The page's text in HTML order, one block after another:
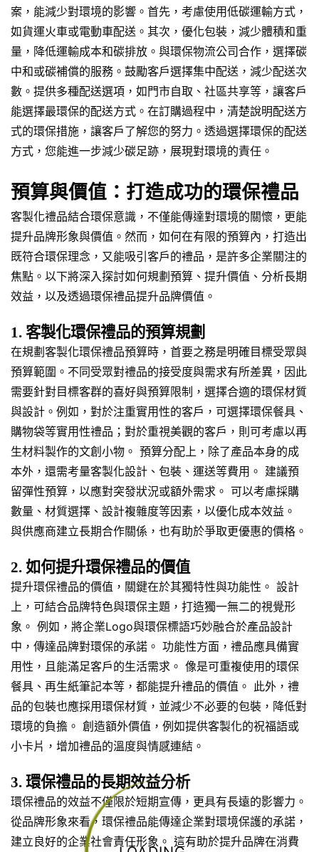
案，能減少對環境的影響。首先，考慮使用低碳運輸方式，
如貨運火車或電動車配送。其次，優化包裝，減少體積和重
量，降低運輸成本和碳排放。與環保物流公司合作，選擇碳
中和或碳補償的服務。鼓勵客戶選擇集中配送，減少配送次
數。提供多種配送選項，如門市自取、社區共享等，讓客戶
能選擇最環保的配送方式。在訂購過程中，清楚說明配送方
式的環保措施，讓客戶了解您的努力。透過選擇環保的配送
方式，您能進一步減少碳足跡，展現對環境的責任。
預算與價值：打造成功的環保禮品
客製化禮品結合環保意識，不僅能傳達對環境的關懷，更能
提升品牌形象與價值。然而，如何在有限的預算內，打造出
既符合環保理念，又能吸引客戶的禮品，是許多企業關注的
焦點。以下將深入探討如何規劃預算、提升價值、分析長期
效益，以及透過環保禮品提升品牌價值。
1. 客製化環保禮品的預算規劃
在規劃客製化環保禮品預算時，首要之務是明確目標受眾與
預算範圍。不同受眾對禮品的接受度與需求有所差異，因此
需要針對目標客群的喜好與預算限制，選擇合適的環保材質
與設計。例如，對於注重實用性的客戶，可選擇環保餐具、
購物袋等實用性禮品；對於重視美觀的客戶，則可考慮以再
生材料製作的文創小物。 預算分配上，除了產品本身的成
本外，還需考量客製化設計、包裝、運送等費用。 建議預
留彈性預算，以應對突發狀況或額外需求。 可以考慮採購
數量、材質選擇、設計複雜度等因素，以優化成本效益。
與供應商建立長期合作關係，也有助於爭取更優惠的價格。
2. 如何提升環保禮品的價值
提升環保禮品的價值，關鍵在於其獨特性與功能性。 設計
上，可結合品牌特色與環保主題，打造獨一無二的視覺形
象。 例如，將企業Logo與環保標語巧妙融合於產品設計
中，傳達品牌對環保的承諾。 功能性方面，禮品應具備實
用性，且能滿足客戶的生活需求。 像是可重複使用的環保
餐具、再生紙筆記本等，都能提升禮品的價值。 此外，禮
品的包裝也應採用環保材質，並減少不必要的包裝，降低對
環境的負擔。 創造額外價值，例如提供客製化的祝福語或
小卡片，增加禮品的溫度與情感連結。
3. 環保禮品的長期效益分析
環保禮品的效益不僅限於短期宣傳，更具有長遠的影響力。
從品牌形象來看，環保禮品能傳達企業對環境保護的承諾，
建立良好的企業社會責任形象。 這有助於提升品牌在消費